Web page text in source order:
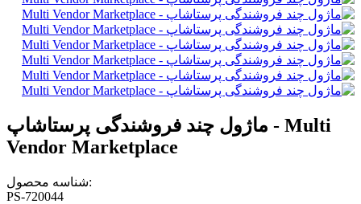
ماژول چند فروشندگی پرستاشاپ - Multi
Vendor Marketplace
شناسه محصول:
PS-720044